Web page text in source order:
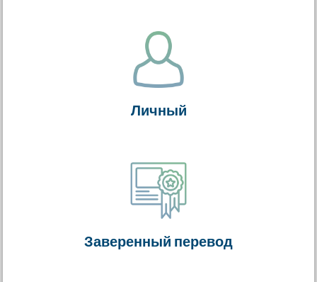
Личный
Заверенный перевод